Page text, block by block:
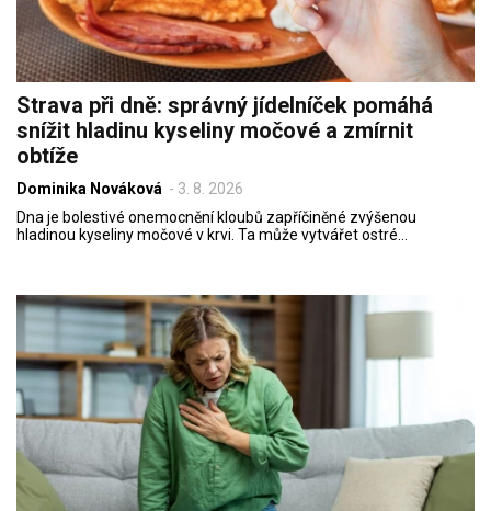
Strava při dně: správný jídelníček pomáhá
snížit hladinu kyseliny močové a zmírnit
obtíže
Dominika Nováková - 3. 8. 2026
Dna je bolestivé onemocnění kloubů zapříčiněné zvýšenou
hladinou kyseliny močové v krvi. Ta může vytvářet ostré…